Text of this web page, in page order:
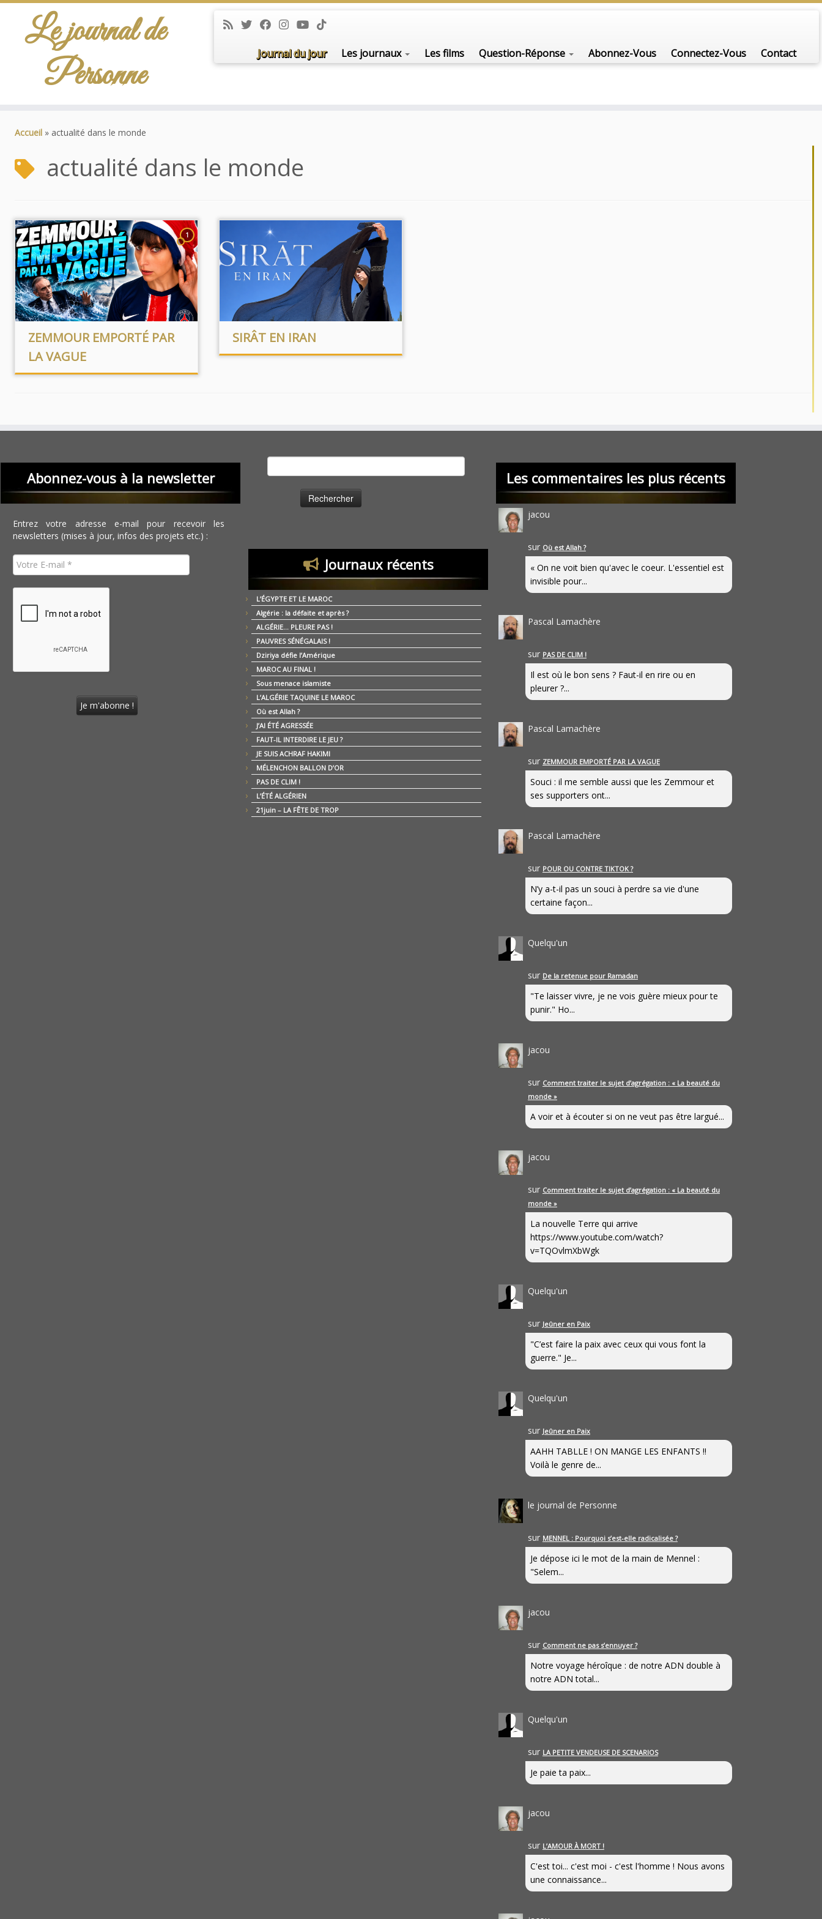
Le journal de
Personne
Journal du jour Les journaux Les films Question-Réponse Abonnez-Vous Connectez-Vous Contact
Accueil » actualité dans le monde
actualité dans le monde
1
ZEMMOUR EMPORTÉ PAR
LA VAGUE
SIRÂT EN IRAN
Abonnez-vous à la newsletter
Entrez votre adresse e-mail pour recevoir les
newsletters (mises à jour, infos des projets etc.) :
Journaux récents
L’ÉGYPTE ET LE MAROC
Algérie : la défaite et après ?
ALGÉRIE… PLEURE PAS !
PAUVRES SÉNÉGALAIS !
Dziriya défie l’Amérique
MAROC AU FINAL !
Sous menace islamiste
L’ALGÉRIE TAQUINE LE MAROC
Où est Allah ?
J’AI ÉTÉ AGRESSÉE
FAUT-IL INTERDIRE LE JEU ?
JE SUIS ACHRAF HAKIMI
MÉLENCHON BALLON D’OR
PAS DE CLIM !
L’ÉTÉ ALGÉRIEN
21juin – LA FÊTE DE TROP
Les commentaires les plus récents
jacou
sur Où est Allah ?
« On ne voit bien qu'avec le coeur. L'essentiel est
invisible pour...
Pascal Lamachère
sur PAS DE CLIM !
Il est où le bon sens ? Faut-il en rire ou en
pleurer ?...
Pascal Lamachère
sur ZEMMOUR EMPORTÉ PAR LA VAGUE
Souci : il me semble aussi que les Zemmour et
ses supporters ont...
Pascal Lamachère
sur POUR OU CONTRE TIKTOK ?
N’y a-t-il pas un souci à perdre sa vie d'une
certaine façon...
Quelqu'un
sur De la retenue pour Ramadan
"Te laisser vivre, je ne vois guère mieux pour te
punir." Ho...
jacou
sur Comment traiter le sujet d’agrégation : « La beauté du
monde »
A voir et à écouter si on ne veut pas être largué...
jacou
sur Comment traiter le sujet d’agrégation : « La beauté du
monde »
La nouvelle Terre qui arrive
https://www.youtube.com/watch?
v=TQOvlmXbWgk
Quelqu'un
sur Jeûner en Paix
"C’est faire la paix avec ceux qui vous font la
guerre." Je...
Quelqu'un
sur Jeûner en Paix
AAHH TABLLE ! ON MANGE LES ENFANTS !!
Voilà le genre de...
le journal de Personne
sur MENNEL : Pourquoi s’est-elle radicalisée ?
Je dépose ici le mot de la main de Mennel :
"Selem...
jacou
sur Comment ne pas s’ennuyer ?
Notre voyage héroîque : de notre ADN double à
notre ADN total...
Quelqu'un
sur LA PETITE VENDEUSE DE SCENARIOS
Je paie ta paix...
jacou
sur L’AMOUR À MORT !
C'est toi... c'est moi - c'est l'homme ! Nous avons
une connaissance...